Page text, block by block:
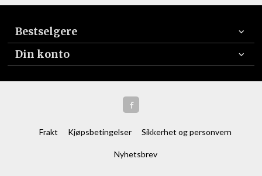
Bestselgere
Din konto
Frakt Kjøpsbetingelser Sikkerhet og personvern
Nyhetsbrev